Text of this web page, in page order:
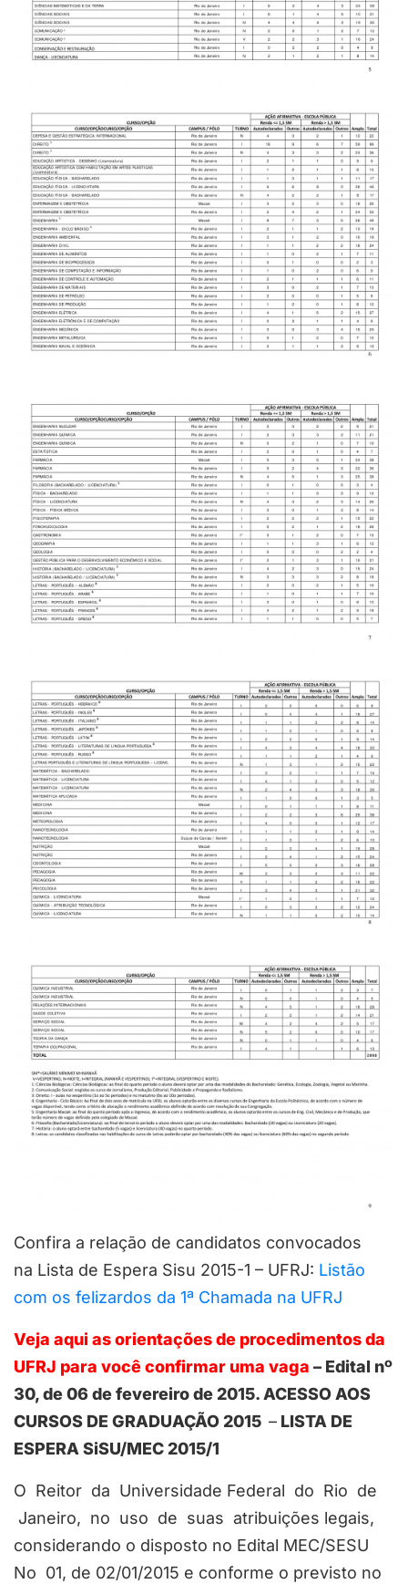
Confira a relação de candidatos convocados
na Lista de Espera Sisu 2015-1 – UFRJ: Listão
com os felizardos da 1ª Chamada na UFRJ
Veja aqui as orientações de procedimentos da
UFRJ para você confirmar uma vaga – Edital nº
30, de 06 de fevereiro de 2015. ACESSO AOS
CURSOS DE GRADUAÇÃO 2015 – LISTA DE
ESPERA SiSU/MEC 2015/1
O Reitor da Universidade Federal do Rio de
Janeiro, no uso de suas atribuições legais,
considerando o disposto no Edital MEC/SESU
No 01, de 02/01/2015 e conforme o previsto no